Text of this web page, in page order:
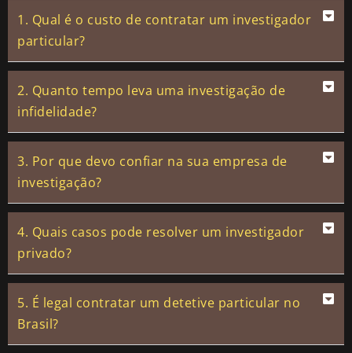
1. Qual é o custo de contratar um investigador
particular?
2. Quanto tempo leva uma investigação de
infidelidade?
3. Por que devo confiar na sua empresa de
investigação?
4. Quais casos pode resolver um investigador
privado?
5. É legal contratar um detetive particular no
Brasil?